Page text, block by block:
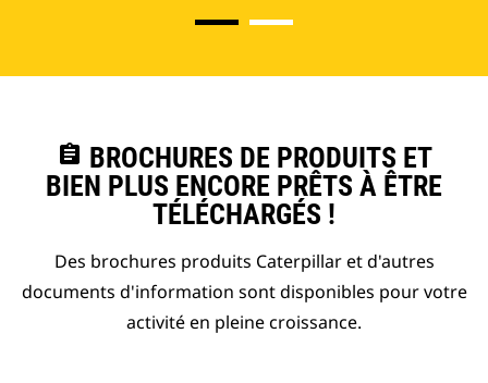
assignment BROCHURES DE PRODUITS ET
BIEN PLUS ENCORE PRÊTS À ÊTRE
TÉLÉCHARGÉS !
Des brochures produits Caterpillar et d'autres
documents d'information sont disponibles pour votre
activité en pleine croissance.